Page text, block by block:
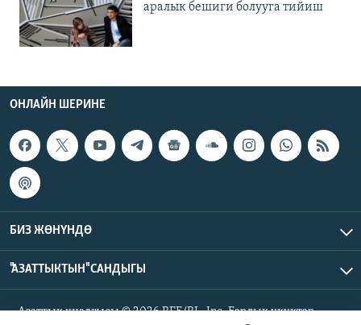
аралык бешиги болууга тийиш
ОНЛАЙН ШЕРИНЕ
БИЗ ЖӨНҮНДӨ
"АЗАТТЫКТЫН" САНДЫГЫ
Азаттык үналгысы © 2026 RFE/RL, Inc. Бардык укуктар